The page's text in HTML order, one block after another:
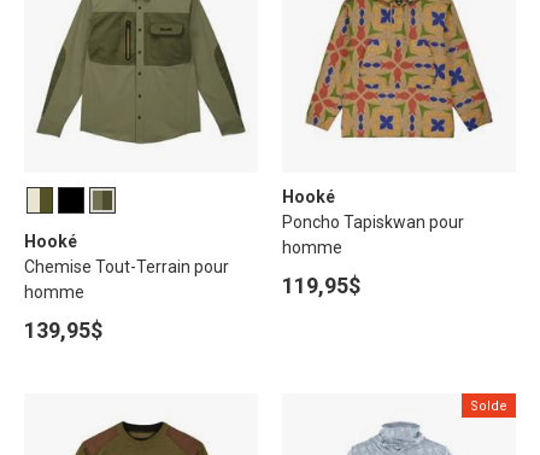
Hooké
Chemise Tout-Terrain pour
homme
139,95$
Hooké
Poncho Tapiskwan pour
homme
119,95$
Solde